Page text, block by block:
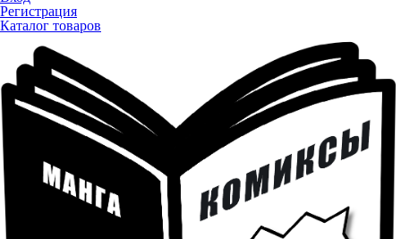
Регистрация
Каталог товаров